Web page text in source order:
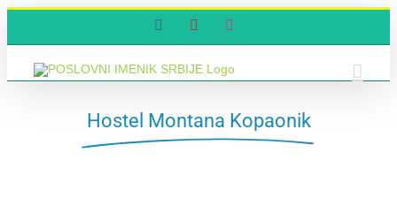
FacebookYouTube
Hostel Montana Kopaonik